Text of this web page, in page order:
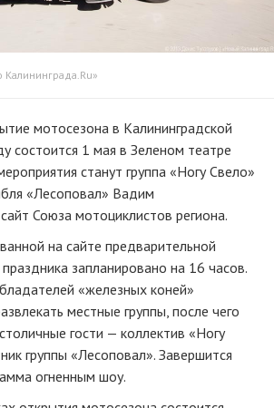
Калининграда.Ru»
мотосезона в Калининградской
состоится 1 мая в Зеленом театре
станут группа «Ногу Свело»
«Лесоповал» Вадим
сайт Союза мотоциклистов региона.
на сайте предварительной
запланировано на 16 часов.
«железных коней»
местные группы, после чего
гости — коллектив «Ногу
группы «Лесоповал». Завершится
огненным шоу.